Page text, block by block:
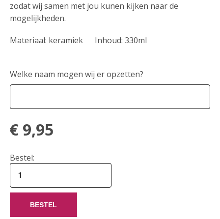
zodat wij samen met jou kunen kijken naar de
mogelijkheden.
Materiaal: keramiek Inhoud: 330ml
Welke naam mogen wij er opzetten?
€ 9,95
Bestel:
BESTEL